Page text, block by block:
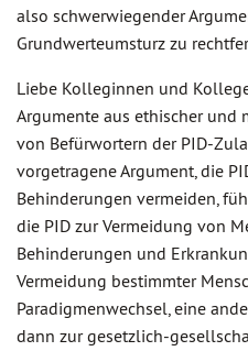
also schwerwiegender
Grundwerteumsturz zu
Liebe Kolleginnen und
Argumente aus ethischer und
von Befürwortern der PID-
vorgetragene Argument, die
Behinderungen vermeiden,
die PID zur Vermeidung von
Behinderungen und
Vermeidung bestimmter
Paradigmenwechsel, eine
dann zur gesetzlich-